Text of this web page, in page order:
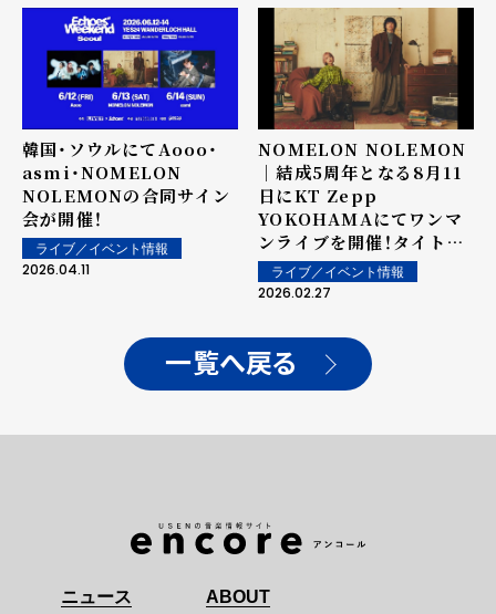
韓国・ソウルにてAooo・
asmi・NOMELON
NOLEMONの合同サイン
会が開催！
ライブ／イベント情報
2026.04.11
NOMELON NOLEMON
｜結成5周年となる8月11
日にKT Zepp
YOKOHAMAにてワンマ
ンライブを開催！タイトル
は"DOCUMENTARIUM
2026"に決定！
ライブ／イベント情報
2026.02.27
一覧へ戻る
ニュース ABOUT